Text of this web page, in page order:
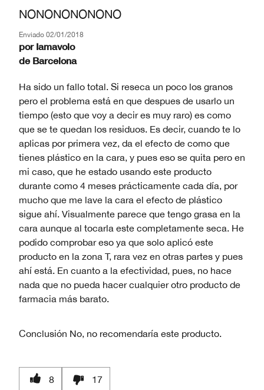
NONONONONONO
Enviado 02/01/2018
por Iamavolo
de Barcelona
Ha sido un fallo total. Si reseca un poco los granos
pero el problema está en que despues de usarlo un
tiempo (esto que voy a decir es muy raro) es como
que se te quedan los residuos. Es decir, cuando te lo
aplicas por primera vez, da el efecto de como que
tienes plástico en la cara, y pues eso se quita pero en
mi caso, que he estado usando este producto
durante como 4 meses prácticamente cada día, por
mucho que me lave la cara el efecto de plástico
sigue ahí. Visualmente parece que tengo grasa en la
cara aunque al tocarla este completamente seca. He
podido comprobar eso ya que solo aplicó este
producto en la zona T, rara vez en otras partes y pues
ahí está. En cuanto a la efectividad, pues, no hace
nada que no pueda hacer cualquier otro producto de
farmacia más barato.
Conclusión No, no recomendaría este producto.
8 17